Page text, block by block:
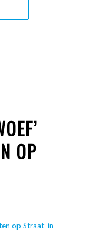
OP
op Straat’ in